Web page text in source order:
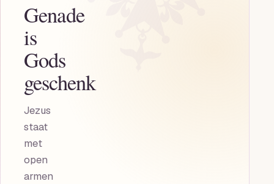
Genade
is
Gods
geschenk
Jezus
staat
met
open
armen